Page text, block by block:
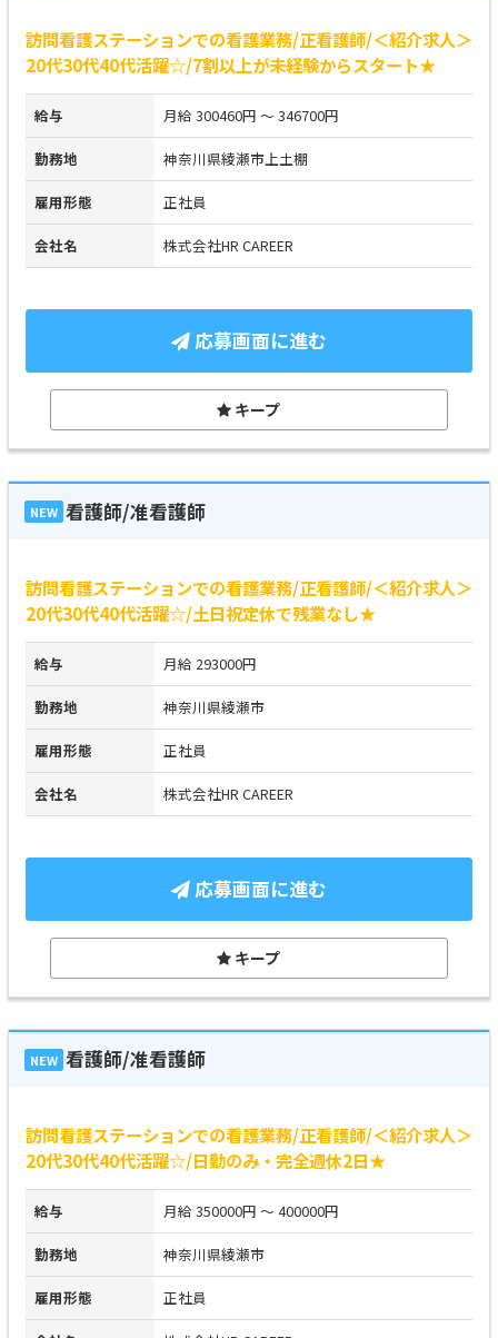
訪問看護ステーションでの看護業務/正看護師/＜紹介求人＞
20代30代40代活躍☆/7割以上が未経験からスタート★
給与 月給 300460円 ～ 346700円
勤務地 神奈川県綾瀬市上土棚
雇用形態 正社員
会社名 株式会社HR CAREER
応募画面に進む
キープ
NEW 看護師/准看護師
訪問看護ステーションでの看護業務/正看護師/＜紹介求人＞
20代30代40代活躍☆/土日祝定休で残業なし★
給与 月給 293000円
勤務地 神奈川県綾瀬市
雇用形態 正社員
会社名 株式会社HR CAREER
応募画面に進む
キープ
NEW 看護師/准看護師
訪問看護ステーションでの看護業務/正看護師/＜紹介求人＞
20代30代40代活躍☆/日勤のみ・完全週休2日★
給与 月給 350000円 ～ 400000円
勤務地 神奈川県綾瀬市
雇用形態 正社員